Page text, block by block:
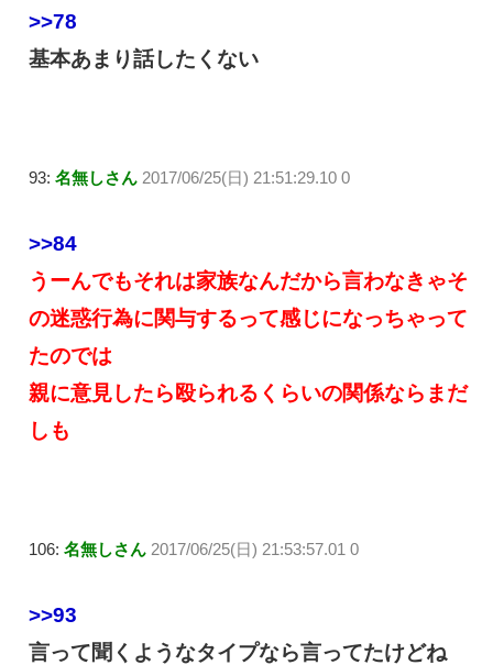
>>78
基本あまり話したくない
93: 名無しさん 2017/06/25(日) 21:51:29.10 0
>>84
うーんでもそれは家族なんだから言わなきゃそ
の迷惑行為に関与するって感じになっちゃって
たのでは
親に意見したら殴られるくらいの関係ならまだ
しも
106: 名無しさん 2017/06/25(日) 21:53:57.01 0
>>93
言って聞くようなタイプなら言ってたけどね